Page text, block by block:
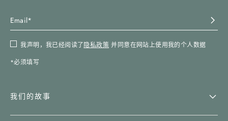
我声明，我已经阅读了隐私政策并同意在网站上使用我的个人数据
*必须填写
我们的故事